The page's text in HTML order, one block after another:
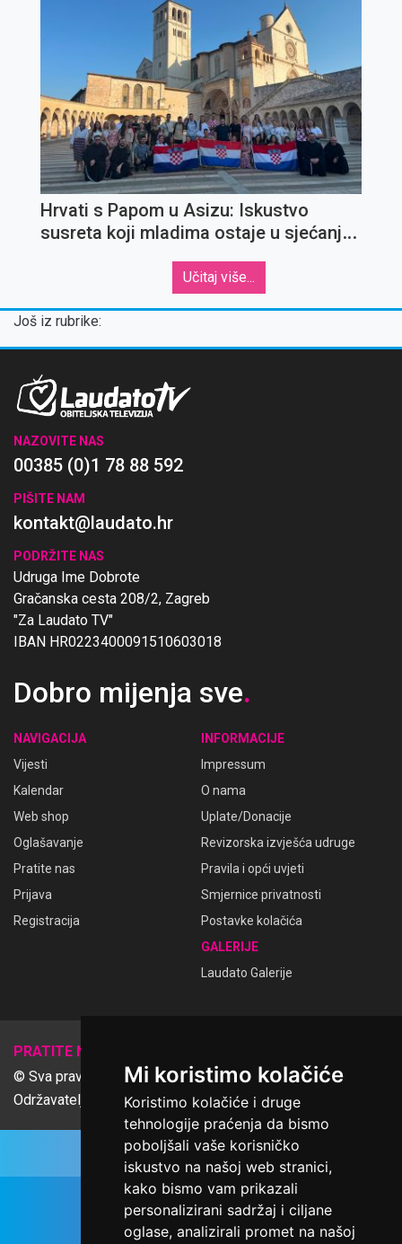
Mi koristimo kolačiće
Koristimo kolačiće i druge
tehnologije praćenja da bismo
poboljšali vaše korisničko
iskustvo na našoj web stranici,
kako bismo vam prikazali
personalizirani sadržaj i ciljane
oglase, analizirali promet na našoj
Hrvati s Papom u Asizu: Iskustvo
susreta koji mladima ostaje u sjećanju
Učitaj više...
Još iz rubrike:
NAZOVITE NAS
00385 (0)1 78 88 592
PIŠITE NAM
kontakt@laudato.hr
PODRŽITE NAS
Udruga Ime Dobrote
Gračanska cesta 208/2, Zagreb
"Za Laudato TV"
IBAN HR0223400091510603018
Dobro mijenja sve.
NAVIGACIJA
Vijesti
Kalendar
Web shop
Oglašavanje
Pratite nas
Prijava
Registracija
INFORMACIJE
Impressum
O nama
Uplate/Donacije
Revizorska izvješća udruge
Pravila i opći uvjeti
Smjernice privatnosti
Postavke kolačića
GALERIJE
Laudato Galerije
PRATITE NAS
© Sva prava pridržana Udruga Ime dobrote
Održavatelj Netcom d.o.o., Riva 6, Rijeka